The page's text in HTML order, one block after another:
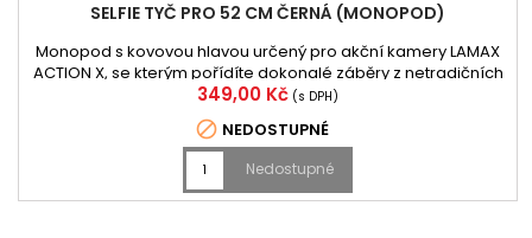
SELFIE TYČ PRO 52 CM ČERNÁ (MONOPOD)
Monopod s kovovou hlavou určený pro akční kamery LAMAX
ACTION X, se kterým pořídíte dokonalé záběry z netradičních
úhlů, které navíc působí atraktivně a neotřele.
Cena
349,00 Kč (s DPH)
 NEDOSTUPNÉ
Nedostupné